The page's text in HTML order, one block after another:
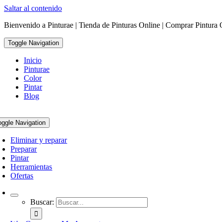
Saltar al contenido
Bienvenido a Pinturae | Tienda de Pinturas Online | Comprar Pintura
Toggle Navigation
Inicio
Pinturae
Color
Pintar
Blog
Navigation
Eliminar y reparar
Preparar
Pintar
Herramientas
Ofertas
Buscar: